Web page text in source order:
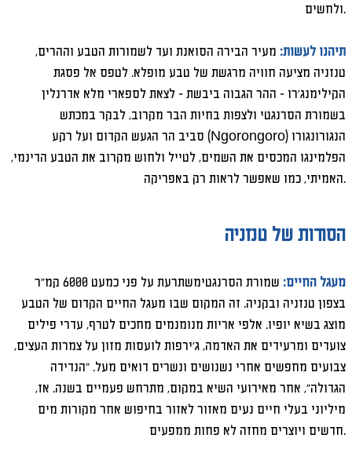
ולחשים.
תיהנו לעשות: מעיר הבירה הסואנת ועד לשמורות הטבע וההרים,
טנזניה מציעה חוויה מרגשת של טבע מופלא. לטפס אל פסגת
הקילימנג'רו - ההר הגבוה ביבשת - לצאת לספארי מלא אדרנלין
בשמורת הסרנגטי ולצפות בחיות הבר מקרוב, לבקר במכתש
הנגורונגורו (Ngorongoro) סביב הר הגעש הקדום ועל רקע
הפלמינגו המכסים את השמים, לטייל ולחוש מקרוב את הטבע הדינמי,
האמיתי, כמו שאפשר לראות רק באפריקה.
הסודות של טנזניה
מעגל החיים:
שמורת הסרנגטימשתרעת על פני כמעט 6000 קמ"ר
בצפון טנזניה ובקניה. זה המקום שבו מעגל החיים הקדום של הטבע
מוצג בשיא יופיו. אלפי אריות מנומנמים מחכים לטרף, עדרי פילים
צועדים ומרעידים את האדמה, ג'ירפות לועסות מזון על צמרות העצים,
צבועים מחפשים אחרי נשנושים ונשרים דואים מעל. "הנדידה
הגדולה", אחר מאירועי השיא במקום, מתרחש פעמיים בשנה. אז,
מיליוני בעלי חיים נעים מאזור לאזור בחיפוש אחר מקורות מים
חדשים ויוצרים מחזה לא פחות ממפעים.